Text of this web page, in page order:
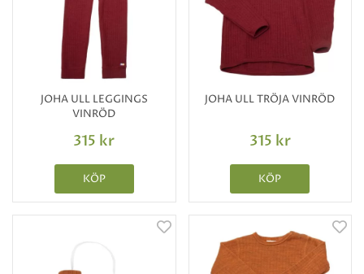
JOHA ULL LEGGINGS
VINRÖD
315 kr
KÖP
JOHA ULL TRÖJA VINRÖD
315 kr
KÖP